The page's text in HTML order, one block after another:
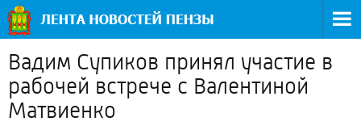
Вадим Супиков принял участие в
рабочей встрече с Валентиной
Матвиенко